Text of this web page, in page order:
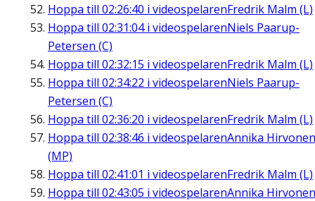
Hoppa till 02:26:40 i videospelarenFredrik Malm (L)
Hoppa till 02:31:04i videospelarenNiels Paarup-
Petersen (C)
Hoppa till 02:32:15 i videospelarenFredrik Malm (L)
Hoppa till 02:34:22 i videospelarenNiels Paarup-
Petersen (C)
Hoppa till 02:36:20 i videospelarenFredrik Malm (L)
Hoppa till 02:38:46 i videospelarenAnnika Hirvonen
(MP)
Hoppa till 02:41:01 i videospelarenFredrik Malm (L)
Hoppa till 02:43:05 i videospelarenAnnika Hirvonen